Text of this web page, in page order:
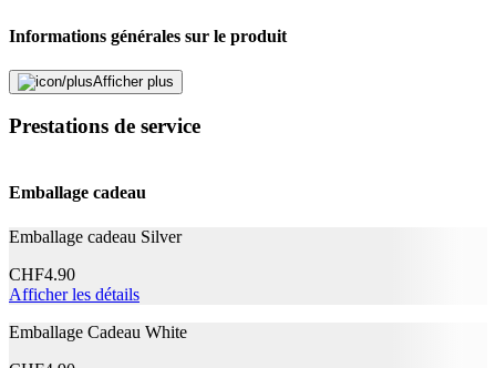
Informations générales sur le produit
Unité d'emballage
Forme de dosage
Capsule
Mentions légales
Afficher plus
Prestations de service
Emballage cadeau
Emballage cadeau Silver
CHF4.90
Afficher les détails
Emballage Cadeau White